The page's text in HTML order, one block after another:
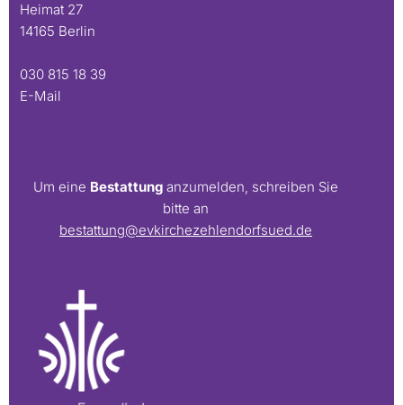
Heimat 27
14165 Berlin
030 815 18 39
E-Mail
Um eine Bestattung anzumelden, schreiben Sie
bitte an
bestattung@evkirchezehlendorfsued.de